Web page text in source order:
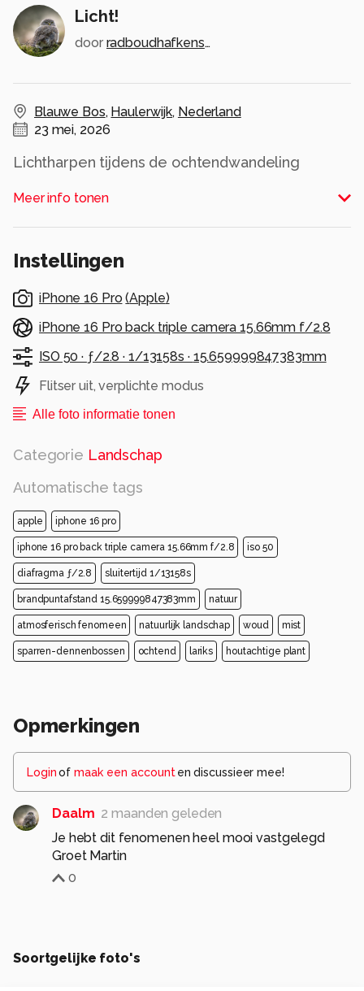
Licht!
door radboudhafkenscheid
Blauwe Bos, Haulerwijk, Nederland
23 mei, 2026
Lichtharpen tijdens de ochtendwandeling
Alle rechten voorbehouden
Meer info tonen
Instellingen
iPhone 16 Pro (Apple)
iPhone 16 Pro back triple camera 15.66mm f/2.8
ISO 50 · ƒ/2.8 · 1/13158s · 15.659999847383mm
Flitser uit, verplichte modus
Alle foto informatie tonen
Categorie Landschap
Automatische tags
apple iphone 16 pro
iphone 16 pro back triple camera 15.66mm f/2.8 iso 50
diafragma ƒ/2.8 sluitertijd 1/13158s
brandpuntafstand 15.659999847383mm natuur
atmosferisch fenomeen natuurlijk landschap woud mist
sparren-dennenbossen ochtend lariks houtachtige plant
Opmerkingen
Loginof maak een account en discussieer mee!
Daalm 2 maanden geleden
Je hebt dit fenomenen heel mooi vastgelegd
Groet Martin
0
Soortgelijke foto's